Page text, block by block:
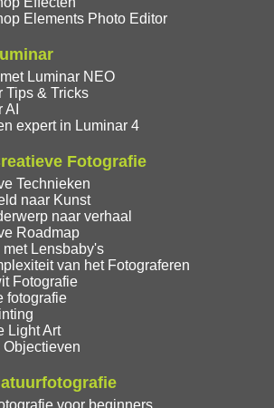
Elements Photo Editor
Luminar NEO
Tips & Tricks
expert in Luminar 4
Fotografie
Technieken
naar Kunst
naar verhaal
Roadmap
Lensbaby's
van het Fotograferen
Fotografie
fotografie
Light Art
voor beginners